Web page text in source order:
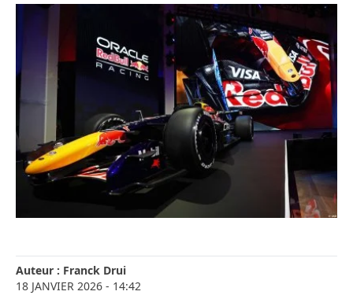
Auteur : Franck Drui
18 JANVIER 2026 - 14:42